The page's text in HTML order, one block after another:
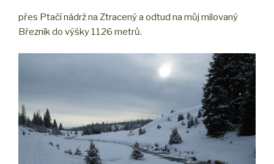
přes Ptačí nádrž na Ztracený a odtud na můj milovaný
Březník do výšky 1126 metrů.